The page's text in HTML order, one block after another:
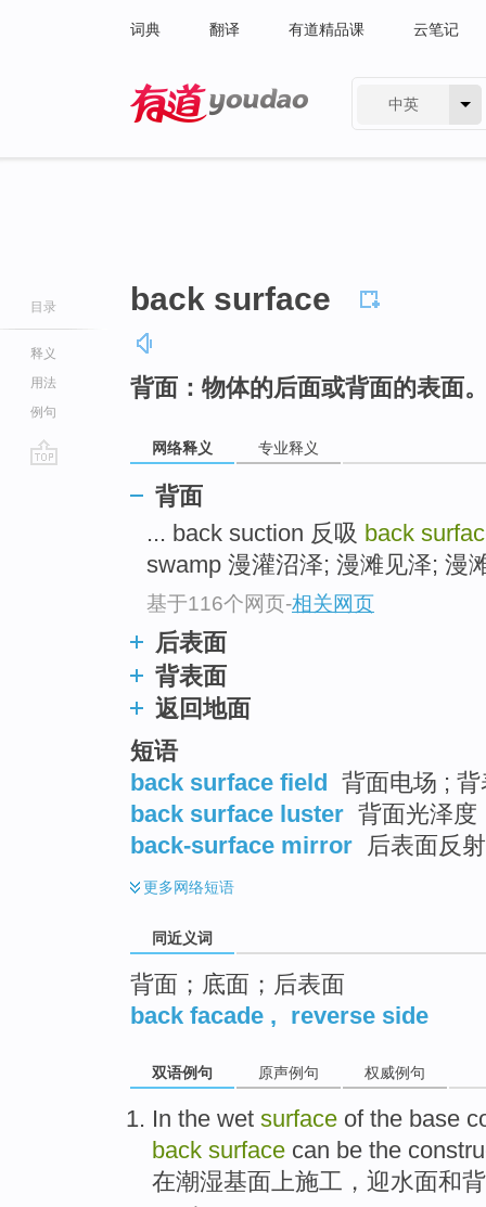
词典 翻译 有道精品课 云笔记
中英
目录
释义
用法
例句
back surface
背面：物体的后面或背面的表面
网络释义 专业释义
背面
... back suction 反吸 back
swamp 漫灌沼泽; 漫滩见泽; 漫
基于116个网页-相关网页
后表面
背表面
返回地面
短语
back surface field 背面电场 ;
back surface luster 背面光泽度
back-surface mirror
后表面反
更多网络短语
同近义词
背面；底面；后表面
back facade , reverse side
双语例句 原声例句 权威例句
In the wet surface of the base
back surface can be the
在潮湿基面上施工 ， 迎水面和背